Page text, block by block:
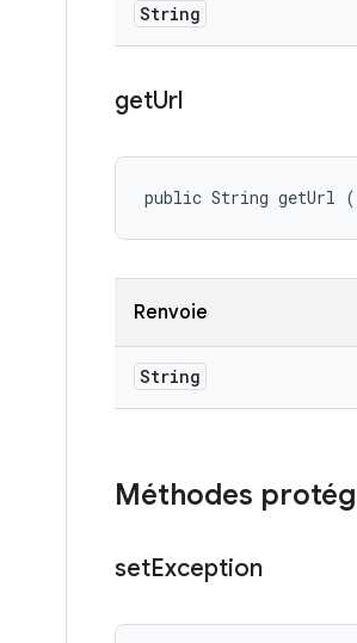
String
getUrl
public String getUrl
Renvoie
String
Méthodes
setException